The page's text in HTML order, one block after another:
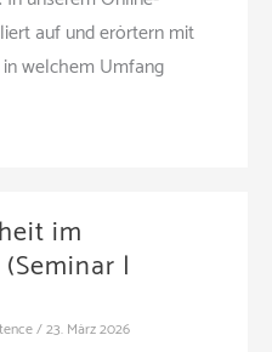
auf und erörtern mit
welchem Umfang
im
|
/23. März 2026